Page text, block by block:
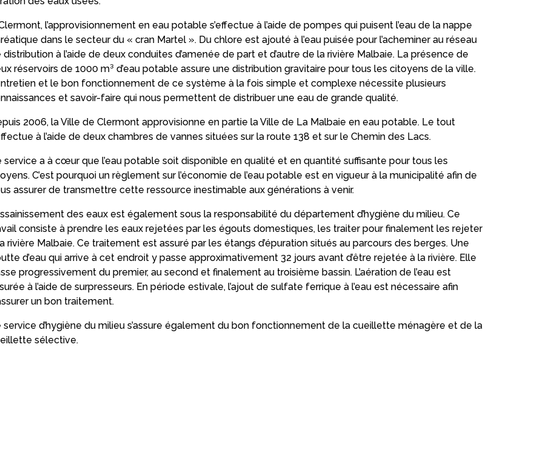
l’approvisionnement en eau potable s’effectue à l’aide de pompes qui puisent l’eau de la nappe
dans le secteur du « cran Martel ». Du chlore est ajouté à l’eau puisée pour l’acheminer au réseau
distribution à l’aide de deux conduites d’amenée de part et d’autre de la rivière Malbaie. La présence de
réservoirs de 1000 m³ d’eau potable assure une distribution gravitaire pour tous les citoyens de la ville.
et le bon fonctionnement de ce système à la fois simple et complexe nécessite plusieurs
et savoir-faire qui nous permettent de distribuer une eau de grande qualité.
2006, la Ville de Clermont approvisionne en partie la Ville de La Malbaie en eau potable. Le tout
à l’aide de deux chambres de vannes situées sur la route 138 et sur le Chemin des Lacs.
service a à cœur que l’eau potable soit disponible en qualité et en quantité suffisante pour tous les
C’est pourquoi un règlement sur l’économie de l’eau potable est en vigueur à la municipalité afin de
assurer de transmettre cette ressource inestimable aux générations à venir.
des eaux est également sous la responsabilité du département d’hygiène du milieu. Ce
consiste à prendre les eaux rejetées par les égouts domestiques, les traiter pour finalement les rejeter
rivière Malbaie. Ce traitement est assuré par les étangs d’épuration situés au parcours des berges. Une
d’eau qui arrive à cet endroit y passe approximativement 32 jours avant d’être rejetée à la rivière. Elle
progressivement du premier, au second et finalement au troisième bassin. L’aération de l’eau est
à l’aide de surpresseurs. En période estivale, l’ajout de sulfate ferrique à l’eau est nécessaire afin
un bon traitement.
service d’hygiène du milieu s’assure également du bon fonctionnement de la cueillette ménagère et de la
sélective.